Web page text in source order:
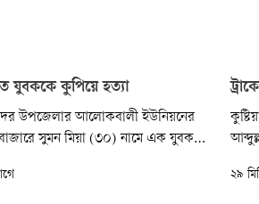
যুবককে কুপিয়ে হত্যা
উপজেলার আলোকবালী ইউনিয়নের
সুমন মিয়া (৩০) নামে এক যুবককে
ঘটে। নিহত সুমন মিয়া বাখরনগর
২৯